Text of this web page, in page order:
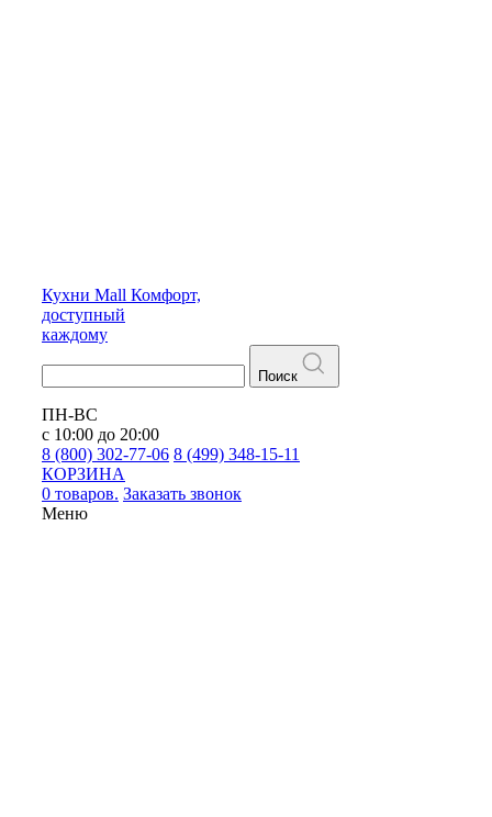
Кухни Mall Комфорт,
доступный
каждому
Поиск
ПН-ВС
с 10:00 до 20:00
8 (800) 302-77-06 8 (499) 348-15-11
КОРЗИНА
0 товаров. Заказать звонок
Меню